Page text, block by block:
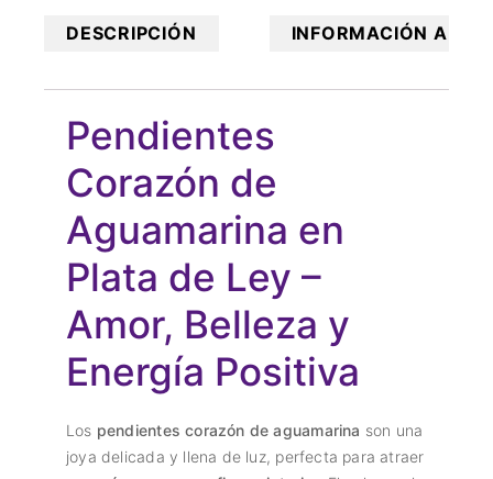
DESCRIPCIÓN INFORMACIÓN
Pendientes
Corazón de
Aguamarina en
Plata de Ley –
Amor, Belleza y
Energía Positiva
Los pendientes corazón de aguamarina son una
joya delicada y llena de luz, perfecta para atraer